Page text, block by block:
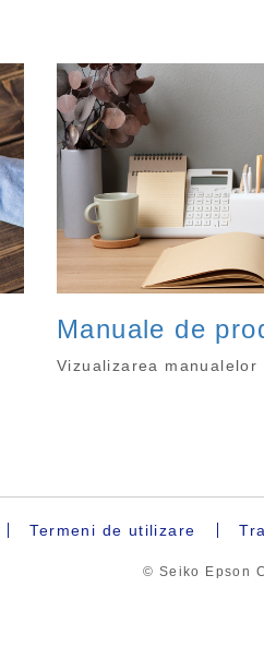
Manuale de
Vizualizarea manualelor
Termeni de utilizare
© Seiko Epson